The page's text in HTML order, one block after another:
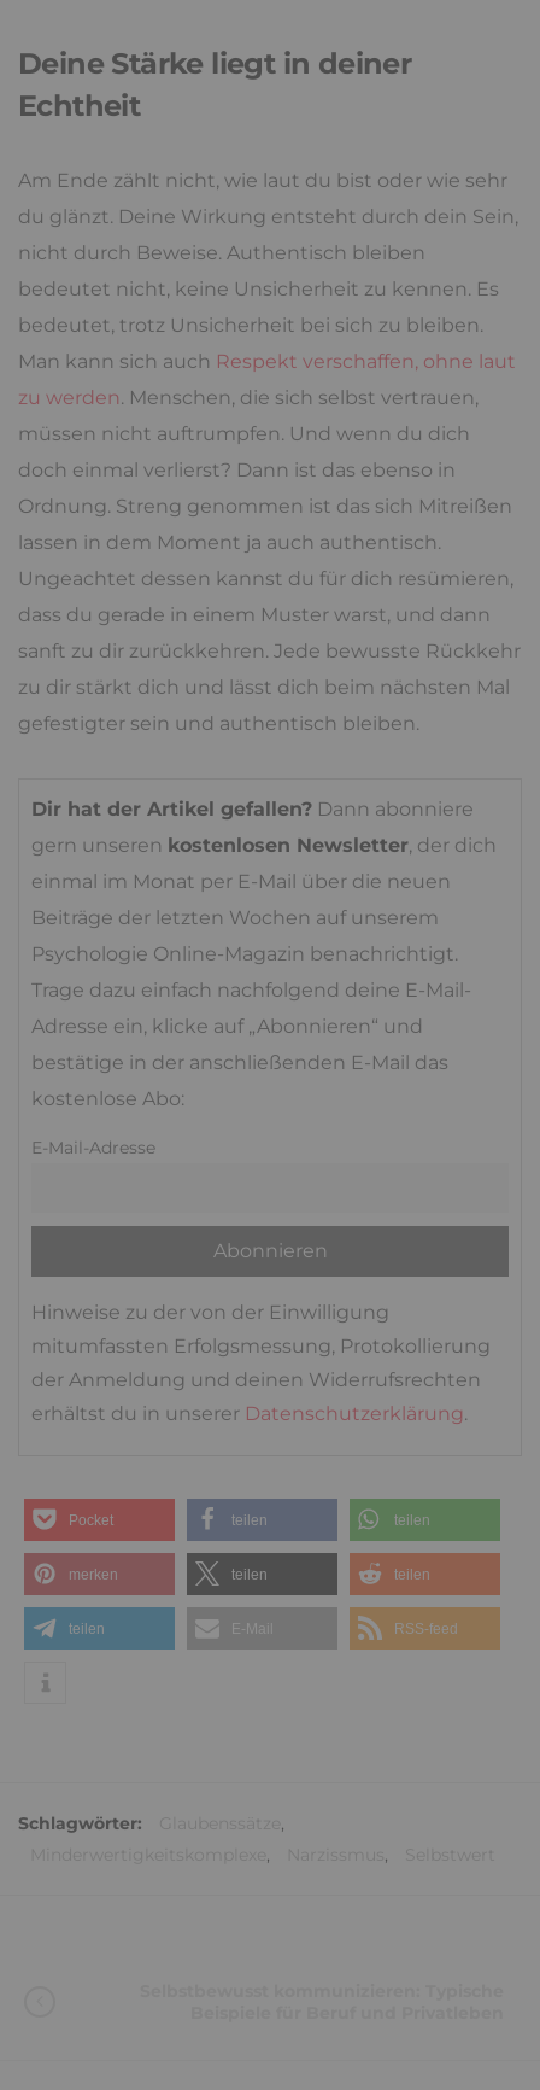
Deine Stärke liegt in deiner
Echtheit
Am Ende zählt nicht, wie laut du bist oder wie sehr
du glänzt. Deine Wirkung entsteht durch dein Sein,
nicht durch Beweise. Authentisch bleiben
bedeutet nicht, keine Unsicherheit zu kennen. Es
bedeutet, trotz Unsicherheit bei sich zu bleiben.
Man kann sich auch Respekt verschaffen, ohne laut
zu werden. Menschen, die sich selbst vertrauen,
müssen nicht auftrumpfen. Und wenn du dich
doch einmal verlierst? Dann ist das ebenso in
Ordnung. Streng genommen ist das sich Mitreißen
lassen in dem Moment ja auch authentisch.
Ungeachtet dessen kannst du für dich resümieren,
dass du gerade in einem Muster warst, und dann
sanft zu dir zurückkehren. Jede bewusste Rückkehr
zu dir stärkt dich und lässt dich beim nächsten Mal
gefestigter sein und authentisch bleiben.
Dir hat der Artikel gefallen? Dann abonniere
gern unseren kostenlosen Newsletter, der dich
einmal im Monat per E-Mail über die neuen
Beiträge der letzten Wochen auf unserem
Psychologie Online-Magazin benachrichtigt.
Trage dazu einfach nachfolgend deine E-Mail-
Adresse ein, klicke auf „Abonnieren“ und
bestätige in der anschließenden E-Mail das
kostenlose Abo:
E-Mail-Adresse
Hinweise zu der von der Einwilligung
mitumfassten Erfolgsmessung, Protokollierung
der Anmeldung und deinen Widerrufsrechten
erhältst du in unserer Datenschutzerklärung.
Pocket teilen teilen
merken teilen teilen
teilen E-Mail RSS-feed
Schlagwörter: